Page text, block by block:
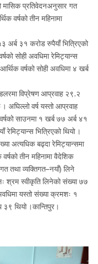
मासिक प्रतिवेदनअनुसार गत
वर्षको तीन महिनामा
अर्ब ३१ करोड रुपैयाँ भित्रिएको
सोही अवधिमा रेमिट्यान्स
वर्षको सोही अवधिमा ४ खर्ब
विप्रेषण आप्रवाह २९.२
अघिल्लो वर्ष यस्तो आप्रवाह
साउनमा १ खर्ब ७७ अर्ब ४१
भित्रिएको थियो ।
अत्यधिक बढ्दा रेमिट्यान्समा
तीन महिनामा वैदेशिक
तथा व्यक्तिगत–नयाँ) लिने
श्रम स्वीकृति लिनेको संख्या ७७
यस्तो संख्या क्रमशः १
थियो ।कान्तिपुर।